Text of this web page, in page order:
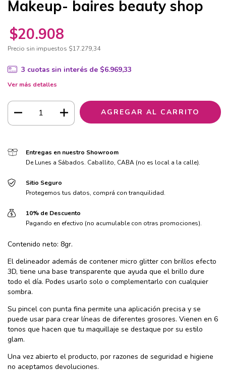
Makeup- baires beauty shop
$20.908
Precio sin impuestos $17.279,34
3 cuotas sin interés de $6.969,33
Ver más detalles
Entregas en nuestro Showroom
De Lunes a Sábados. Caballito, CABA (no es local a la calle).
Sitio Seguro
Protegemos tus datos, comprá con tranquilidad.
10% de Descuento
Pagando en efectivo (no acumulable con otras promociones).
Contenido neto: 8gr.
El delineador además de contener micro glitter con brillos efecto
3D, tiene una base transparente que ayuda que el brillo dure
todo el día. Podes usarlo solo o complementarlo con cualquier
sombra.
Su pincel con punta fina permite una aplicación precisa y se
puede usar para crear líneas de diferentes grosores. Vienen en 6
tonos que hacen que tu maquillaje se destaque por su estilo
glam.
Una vez abierto el producto, por razones de seguridad e higiene
no aceptamos devoluciones.